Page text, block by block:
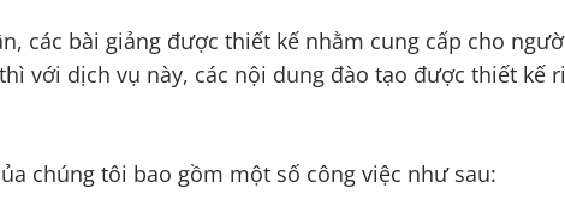
các bài giảng được thiết kế nhằm cung cấp cho
với dịch vụ này, các nội dung đào tạo được thiết kế
chúng tôi bao gồm một số công việc như sau: